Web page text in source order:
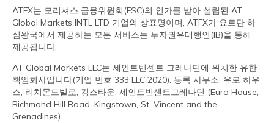
ATFX는 모리셔스 금융위원회(FSC)의 인가를 받아 설립된 AT
Global Markets INTL LTD 기업의 상표명이며, ATFX가 요르단 하
심왕국에서 제공하는 모든 서비스는 투자권유대행인(IB)을 통해
제공됩니다.
AT Global Markets LLC는 세인트빈센트 그레나딘에 위치한 유한
책임회사입니다(기업 번호 333 LLC 2020). 등록 사무소: 유로 하우
스, 리치몬드빌로, 킹스타운, 세인트빈센트그레나딘 (Euro House,
Richmond Hill Road, Kingstown, St. Vincent and the
Grenadines)